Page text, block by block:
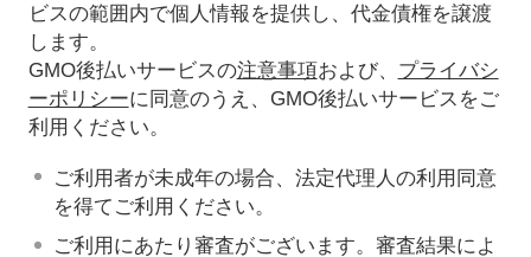
ビスの範囲内で個人情報を提供し、代金債権を譲渡
します。
GMO後払いサービスの注意事項および、 プライバシ
ーポリシーに同意のうえ、GMO後払いサービスをご
利用ください。
ご利用者が未成年の場合、法定代理人の利用同意
を得てご利用ください。
ご利用にあたり審査がございます。審査結果によ